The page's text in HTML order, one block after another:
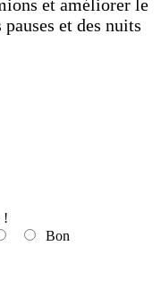
et améliorer le
et des nuits
!
Bon